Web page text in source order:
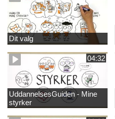
Dit valg
04:32
UddannelsesGuiden - Mine
styrker